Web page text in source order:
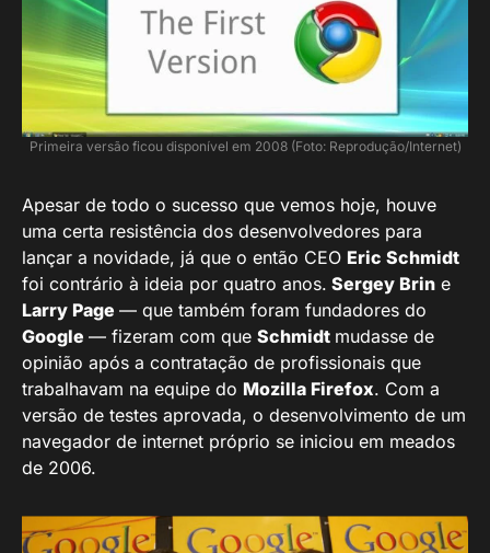
Primeira versão ficou disponível em 2008 (Foto: Reprodução/Internet)
Apesar de todo o sucesso que vemos hoje, houve
uma certa resistência dos desenvolvedores para
lançar a novidade, já que o então CEO Eric Schmidt
foi contrário à ideia por quatro anos. Sergey Brin e
Larry Page — que também foram fundadores do
Google — fizeram com que Schmidt mudasse de
opinião após a contratação de profissionais que
trabalhavam na equipe do Mozilla Firefox. Com a
versão de testes aprovada, o desenvolvimento de um
navegador de internet próprio se iniciou em meados
de 2006.